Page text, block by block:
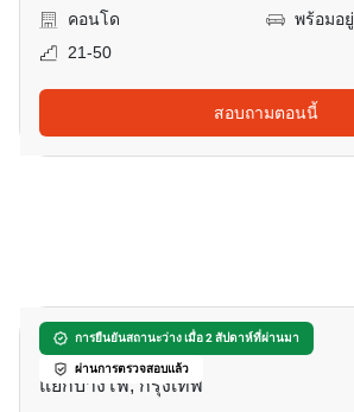
คอนโด
พร้อมอยู่
21-50
สอบถามตอนนี้
การยืนยันสถานะว่าง เมื่อ 2 สัปดาห์ที่ผ่านมา
ผ่านการตรวจสอบแล้ว
333 ริเวอร์ไซด์
แยกบางโพ, กรุงเทพ